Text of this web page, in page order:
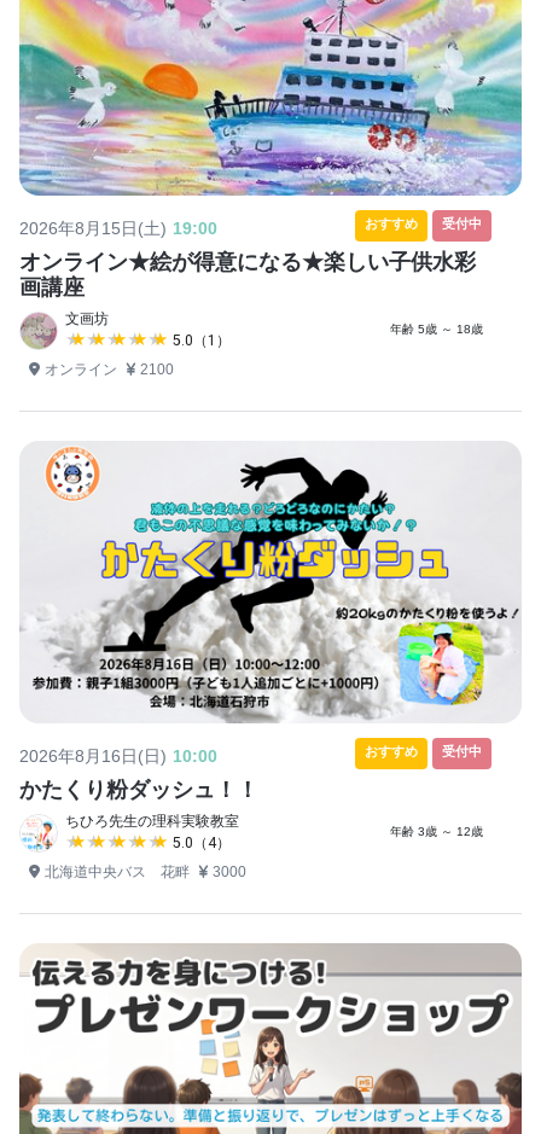
2026年8月15日(土) 19:00 おすすめ 受付中
オンライン★絵が得意になる★楽しい子供水彩
画講座
文画坊
★★★★★
★★★★★ 5.0（1） 年齢 5歳 ～ 18歳
オンライン 2100
2026年8月16日(日) 10:00 おすすめ 受付中
かたくり粉ダッシュ！！
ちひろ先生の理科実験教室
★★★★★
★★★★★ 5.0（4） 年齢 3歳 ～ 12歳
北海道中央バス 花畔 3000